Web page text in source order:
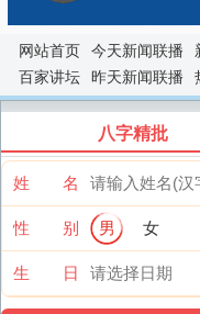
网站首页 今天新闻联播
百家讲坛
昨天新闻联播
八字精批
姓 名
性 别 男 女
生 日